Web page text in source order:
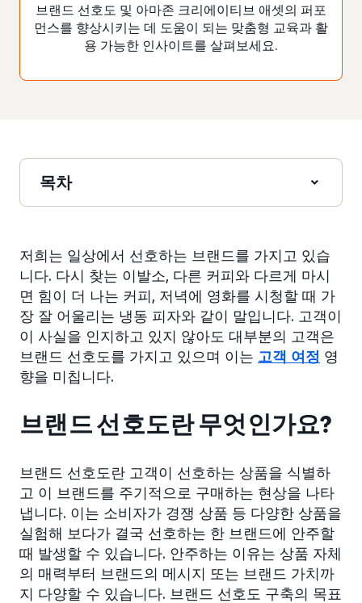
브랜드 선호도 및 아마존 크리에이티브 애셋의 퍼포
먼스를 향상시키는 데 도움이 되는 맞춤형 교육과 활
용 가능한 인사이트를 살펴보세요.
목차
저희는 일상에서 선호하는 브랜드를 가지고 있습
니다. 다시 찾는 이발소, 다른 커피와 다르게 마시
면 힘이 더 나는 커피, 저녁에 영화를 시청할 때 가
장 잘 어울리는 냉동 피자와 같이 말입니다. 고객이
이 사실을 인지하고 있지 않아도 대부분의 고객은
브랜드 선호도를 가지고 있으며 이는 고객 여정 영
향을 미칩니다.
브랜드 선호도란 무엇인가요?
브랜드 선호도란 고객이 선호하는 상품을 식별하
고 이 브랜드를 주기적으로 구매하는 현상을 나타
냅니다. 이는 소비자가 경쟁 상품 등 다양한 상품을
실험해 보다가 결국 선호하는 한 브랜드에 안주할
때 발생할 수 있습니다. 안주하는 이유는 상품 자체
의 매력부터 브랜드의 메시지 또는 브랜드 가치까
지 다양할 수 있습니다. 브랜드 선호도 구축의 목표